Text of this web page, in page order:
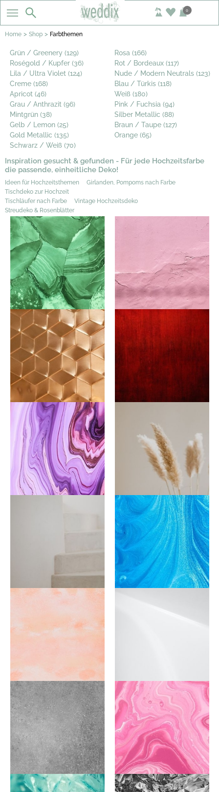
0
Home > Shop > Farbthemen
Grün / Greenery (129)
Rosa (166)
Roségold / Kupfer (36)
Rot / Bordeaux (117)
Lila / Ultra Violet (124)
Nude / Modern Neutrals (123)
Creme (168)
Blau / Türkis (118)
Apricot (46)
Weiß (180)
Grau / Anthrazit (96)
Pink / Fuchsia (94)
Mintgrün (38)
Silber Metallic (88)
Gelb / Lemon (25)
Braun / Taupe (127)
Gold Metallic (135)
Orange (65)
Schwarz / Weiß (70)
Inspiration gesucht & gefunden - Für jede Hochzeitsfarbe
die passende, einheitliche Deko!
Ideen für Hochzeitsthemen
Girlanden, Pompoms nach Farbe
Tischdeko zur Hochzeit
Tischläufer nach Farbe
Vintage Hochzeitsdeko
Streudeko & Rosenblätter
Grün / Greenery Rosa
Roségold / Kupfer
Nude / Modern Neutrals
Creme
Apricot Weiß
Grau / Anthrazit Pink / Fuchsia